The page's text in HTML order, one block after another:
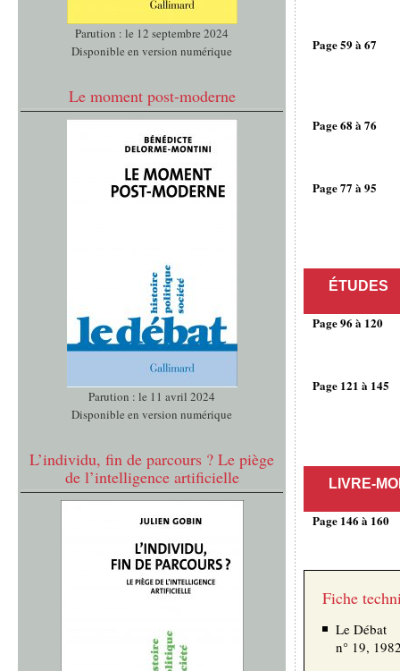
Parution : le 12 septembre 2024
Disponible en version numérique
Le moment post-moderne
Parution : le 11 avril 2024
Disponible en version numérique
L’individu, fin de parcours ? Le piège
de l’intelligence artificielle
Page 59 à 67
Page 68 à 76
Page 77 à 95
ÉTUDES
Page 96 à 120
Page 121 à 145
LIVRE-
Page 146 à 160
Fiche
Le Débat
n° 19,